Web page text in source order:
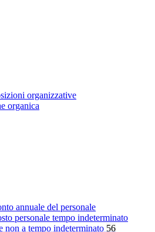
organizzative
organica
annuale del personale
personale tempo indeterminato
non a tempo indeterminato 56